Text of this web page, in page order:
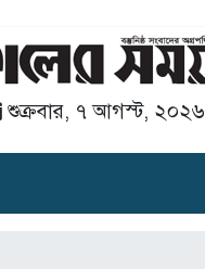
শুক্রবার, ৭ আগস্ট, ২০২৬